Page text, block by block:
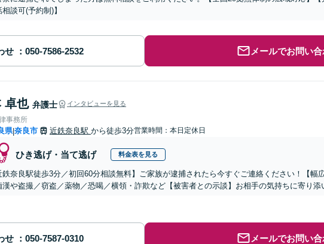
相談可(予約制)】
せ メールでお問い
卓也 弁護士 インタビューを見る
事務所
県|奈良市 近鉄奈良駅 から徒歩3分営業時間：本日定休日
ひき逃げ・当て逃げ 料金表を見る
鉄奈良駅徒歩3分／初回60分相談無料】ご家族が逮捕されたら今すぐご連絡ください！【幅
漢や盗撮／窃盗／薬物／恐喝／横領・詐欺など【被害者との示談】お相手の気持ちに寄り添
せ メールでお問い